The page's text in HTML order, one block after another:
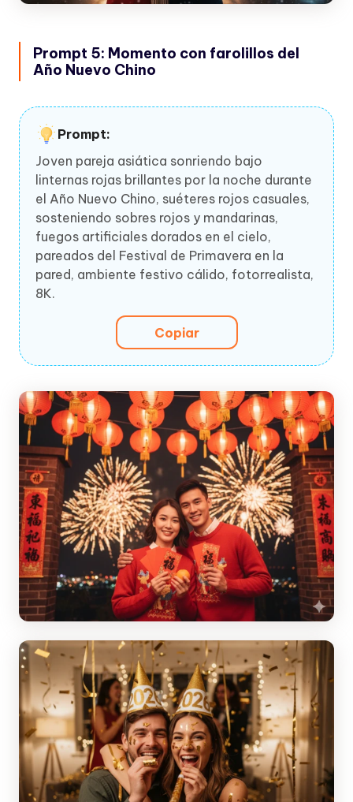
Prompt 5: Momento con farolillos del
Año Nuevo Chino
Prompt:
Joven pareja asiática sonriendo bajo
linternas rojas brillantes por la noche durante
el Año Nuevo Chino, suéteres rojos casuales,
sosteniendo sobres rojos y mandarinas,
fuegos artificiales dorados en el cielo,
pareados del Festival de Primavera en la
pared, ambiente festivo cálido, fotorrealista,
8K.
Copiar